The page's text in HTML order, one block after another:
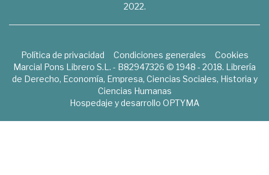
2022.
Política de privacidad Condiciones generales
Cookies
Marcial Pons Librero S.L. - B82947326 © 1948 - 2018. Librería
de Derecho, Economía, Empresa, Ciencias Sociales, Historia y
Ciencias Humanas
Hospedaje y desarrollo OPTYMA